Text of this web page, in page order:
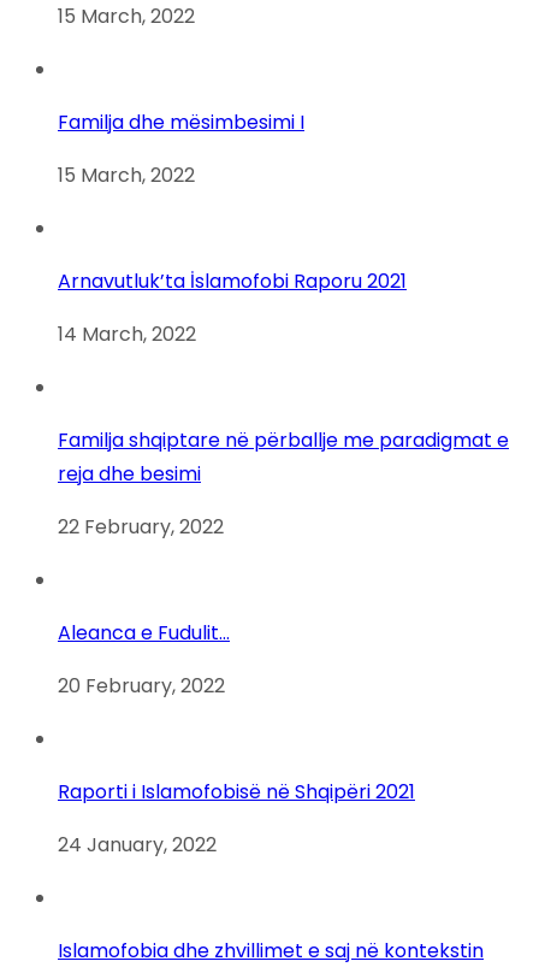
15 March, 2022
Familja dhe mësimbesimi I
15 March, 2022
Arnavutluk’ta İslamofobi Raporu 2021
14 March, 2022
Familja shqiptare në përballje me paradigmat e
reja dhe besimi
22 February, 2022
Aleanca e Fudulit…
20 February, 2022
Raporti i Islamofobisë në Shqipëri 2021
24 January, 2022
Islamofobia dhe zhvillimet e saj në kontekstin